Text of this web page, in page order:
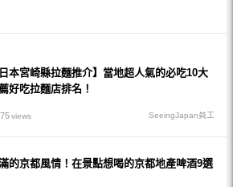
日本宮崎縣拉麵推介】當地超人氣的必吃10大
好吃拉麵店排名！
views SeeingJapan員工
的京都風情！在景點想喝的京都地產啤酒9選